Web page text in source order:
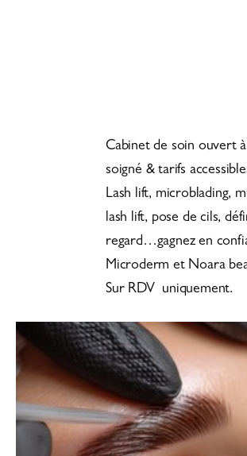
Cabinet de soin ouvert
soigné & tarifs
Lash lift, microblading,
lash lift, pose de cils,
regard…gagnez en
Microderm et Noara
Sur RDV uniquement.